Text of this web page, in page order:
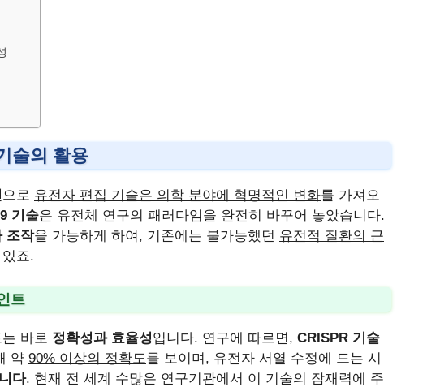
술의 활용
으로 유전자 편집 기술은 의학 분야에 혁명적인 변화를 가져오
기술은 유전체 연구의 패러다임을 완전히 바꾸어 놓았습니다.
조작을 가능하게 하여, 기존에는 불가능했던 유전적 질환의 근
죠.
트
바로 정확성과 효율성입니다. 연구에 따르면, CRISPR 기술
약 90% 이상의 정확도를 보이며, 유전자 서열 수정에 드는 시
다. 현재 전 세계 수많은 연구기관에서 이 기술의 잠재력에 주